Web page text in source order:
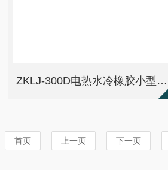
ZKLJ-300D电热水冷橡胶小型开炼机
首页 上一页 下一页